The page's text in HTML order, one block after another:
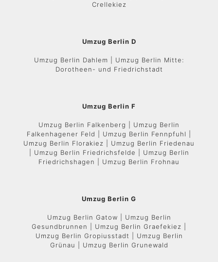
Crellekiez
Umzug Berlin D
Umzug Berlin Dahlem | Umzug Berlin Mitte:
Dorotheen- und Friedrichstadt
Umzug Berlin F
Umzug Berlin Falkenberg | Umzug Berlin
Falkenhagener Feld | Umzug Berlin Fennpfuhl |
Umzug Berlin Florakiez | Umzug Berlin Friedenau
| Umzug Berlin Friedrichsfelde | Umzug Berlin
Friedrichshagen | Umzug Berlin Frohnau
Umzug Berlin G
Umzug Berlin Gatow | Umzug Berlin
Gesundbrunnen | Umzug Berlin Graefekiez |
Umzug Berlin Gropiusstadt | Umzug Berlin
Grünau | Umzug Berlin Grunewald